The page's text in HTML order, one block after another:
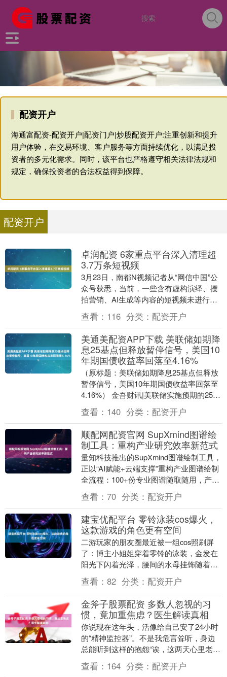
配资开户
海通富配资-配资开户|配资门户|炒股配资开户:注重创新和提升
用户体验，在交易环境、客户服务等方面持续优化，以满足投
资者的多元化需求。同时，该平台也严格遵守相关法律法规和
规定，确保投资者的合法权益得到保障。
配资开户
卓润配资 6家重点平台深入清理超
3.7万条短视频
3月23日，南都N视频记者从“网信中国”公
众号获悉，当前，一些含有虚构演绎、摆
拍营销、AI生成等内容的短视频未进行规
范标注，严重误导公众认知，扰乱社会秩
序，污染....
查看： 116 分类： 配资开户
美通美配资APP下载 美联储如期降
息25基点但释放暂停信号，美国10
年期国债收益率回落至4.16%
（原标题：美联储如期降息25基点但释放
暂停信号，美国10年期国债收益率回落至
4.16%） 金吾财讯|美联储实施预期的25个
基点降息后，美国10年期国债收益率从
近....
查看： 140 分类： 配资开户
顺配网配资官网 SupXmind图谱绘
制工具：重构产业研究效率新范式
量知科技推出的SupXmind图谱绘制工具，
正以“AI赋能+云端支撑”重构产业图谱绘制
全流程：100+份专业图谱随取随用，产业
要素挂接秒级落地，更有AI评估体系....
查看： 70 分类： 配资开户
建宝优配平台 零铃泳装cos爆火，
这款游戏的角色更有空间
二游玩家的朋友圈最近被一组cos照刷屏
了：博主小姐姐穿着零铃的泳装，金发在
阳光下闪着光泽，腰间的水母挂饰随着动
作轻晃，连角色脸上的小雀斑都还原得一
模一样。评论区....
查看： 82 分类： 配资开户
金斧子股票配资 多数人忽视的习
惯，竟加重焦虑？医生解读真相
你说现在这年头，活像给自己安了24小时
的“精神监控器”。不是我危言耸听，身边
总能听到这样的抱怨“诶，这两天心里老堵
得慌，总怕哪儿出点岔子。”就这话，你是
不是似曾....
查看： 164 分类： 配资开户